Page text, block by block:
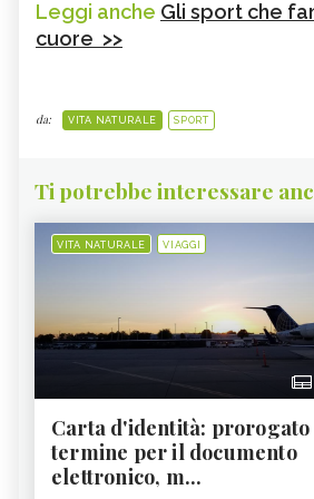
Leggi anche Gli sport che
cuore >>
da: VITA NATURALE SPORT
Ti potrebbe interessare
VITA NATURALE VIAGGI
Carta d'identità:
termine per il documento
elettronico, m...